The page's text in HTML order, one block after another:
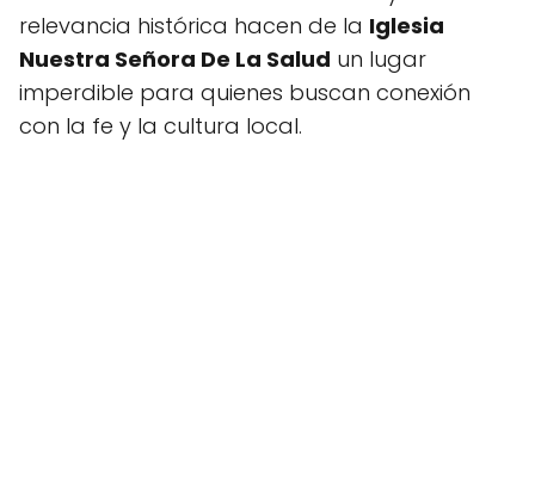
relevancia histórica hacen de la Iglesia
Nuestra Señora De La Salud un lugar
imperdible para quienes buscan conexión
con la fe y la cultura local.